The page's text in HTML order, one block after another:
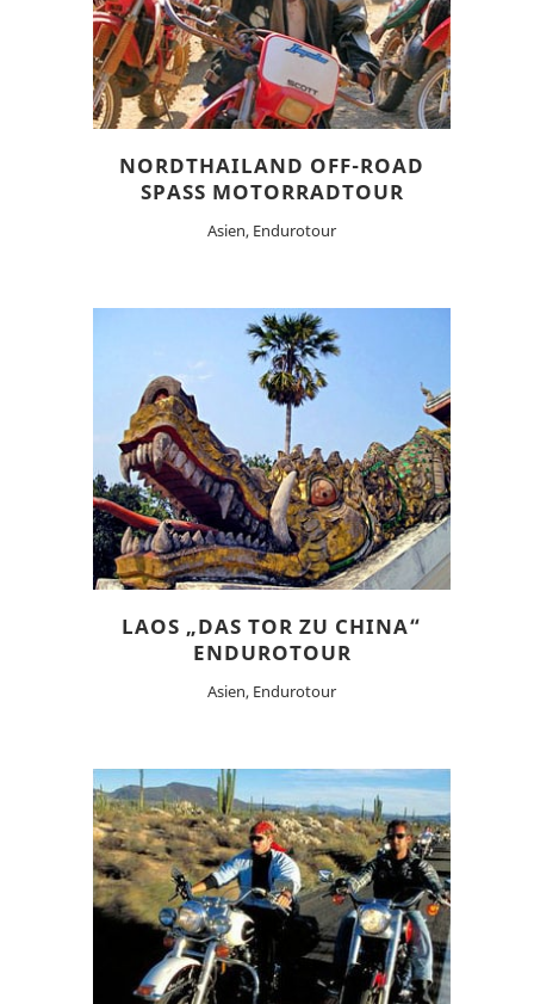
NORDTHAILAND OFF-ROAD
SPASS MOTORRADTOUR
Asien, Endurotour
LAOS „DAS TOR ZU CHINA“
ENDUROTOUR
Asien, Endurotour